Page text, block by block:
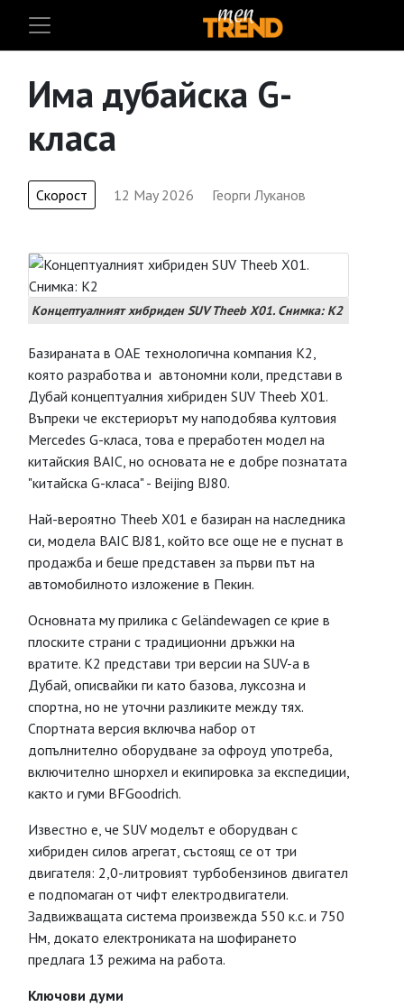
Има дубайска G-
класа
Скорост 12 May 2026 Георги Луканов
Концептуалният хибриден SUV Theeb X01. Снимка: К2
Базираната в ОАЕ технологична компания K2,
която разработва и автономни коли, представи в
Дубай концептуалния хибриден SUV Theeb X01.
Въпреки че екстериорът му наподобява култовия
Mercedes G-класа, това е преработен модел на
китайския BAIC, но основата не е добре познатата
"китайска G-класа" - Beijing BJ80.
Най-вероятно Theeb X01 е базиран на наследника
си, модела BAIC BJ81, който все още не е пуснат в
продажба и беше представен за първи път на
автомобилното изложение в Пекин.
Основната му прилика с Geländewagen се крие в
плоските страни с традиционни дръжки на
вратите. K2 представи три версии на SUV-а в
Дубай, описвайки ги като базова, луксозна и
спортна, но не уточни разликите между тях.
Спортната версия включва набор от
допълнително оборудване за офроуд употреба,
включително шнорхел и екипировка за експедиции,
както и гуми BFGoodrich.
Известно е, че SUV моделът е оборудван с
хибриден силов агрегат, състоящ се от три
двигателя: 2,0-литровият турбобензинов двигател
е подпомаган от чифт електродвигатели.
Задвижващата система произвежда 550 к.с. и 750
Нм, докато електрониката на шофирането
предлага 13 режима на работа.
Ключови думи